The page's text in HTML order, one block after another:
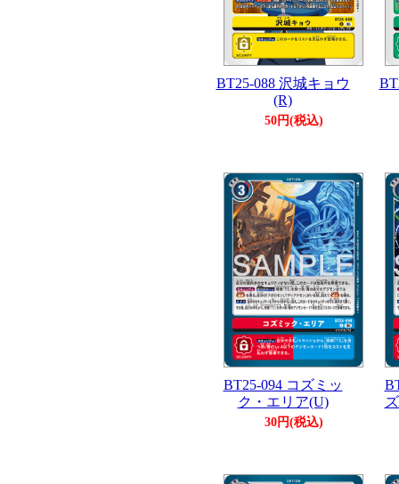
BT25-088 沢城キョウ
(R)
50円(税込)
BT25-094 コズミッ
ク・エリア(U)
30円(税込)